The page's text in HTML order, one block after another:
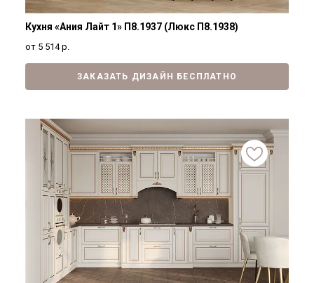
Я ознакомлен сПолитикойв отношении
обработки персональных данных и
Кухня «Ания Лайт 1» П8.1937 (Люкс П8.1938)
от 5 514р.
ЗАКАЗАТЬ ДИЗАЙН БЕСПЛАТНО